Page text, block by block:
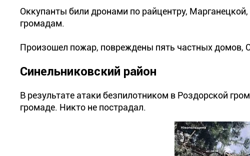
Оккупанты били дронами по райцентру,
громадам.
Произошел пожар, повреждены пять частных домов,
Синельниковский район
В результате атаки безпилотником в Роздорской
громаде. Никто не пострадал.